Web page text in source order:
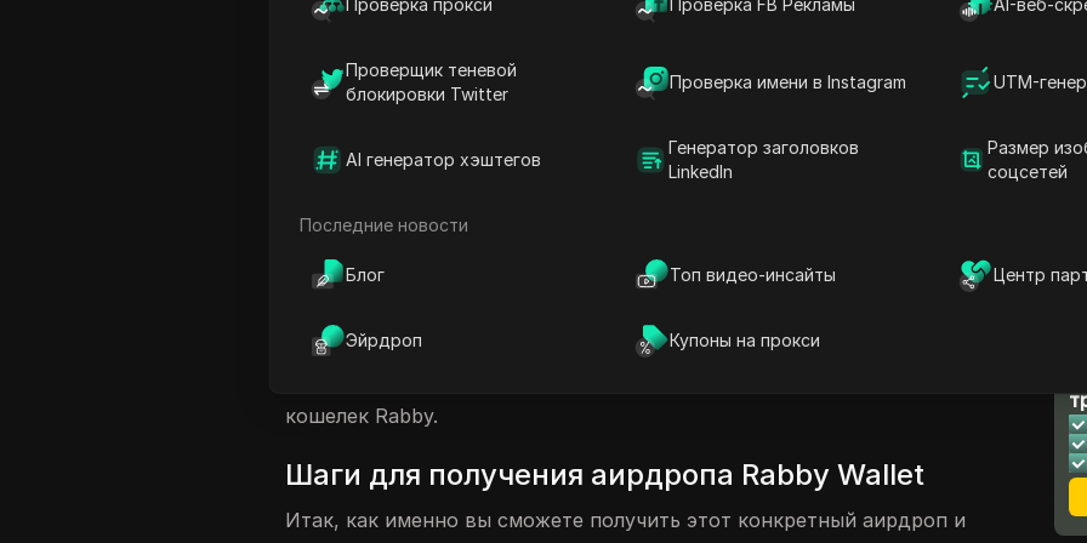
Проверка прокси Проверка FB Рекламы AI-веб-
Проверщик теневой
блокировки Twitter
Проверка имени в Instagram UTM-
AI генератор хэштегов
Генератор заголовков
LinkedIn
Размер
соцсетей
Последние новости
Блог Топ видео-инсайты Центр
Эйрдроп Купоны на прокси
Заработок баллов и бонусы за рефералов
Максимизация прибыли от валидного аирдропа
ЧаВо
Надеюсь, у вас все отлично. В этой статье я расскажу вам о
и получить мгновенные баллы. За эти баллы вы получите аирдроп.
кошелек Rabby.
Шаги для получения аирдропа Rabby Wallet
Итак, как именно вы сможете получить этот конкретный аирдроп и